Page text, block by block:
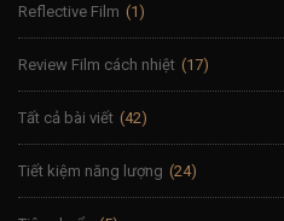
Reflective Film (1)
Review Film cách nhiệt (17)
Tất cả bài viết (42)
Tiết kiệm năng lượng (24)